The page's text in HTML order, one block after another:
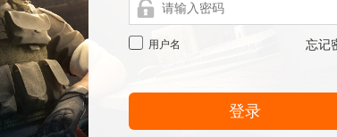
用户名 忘记
登录